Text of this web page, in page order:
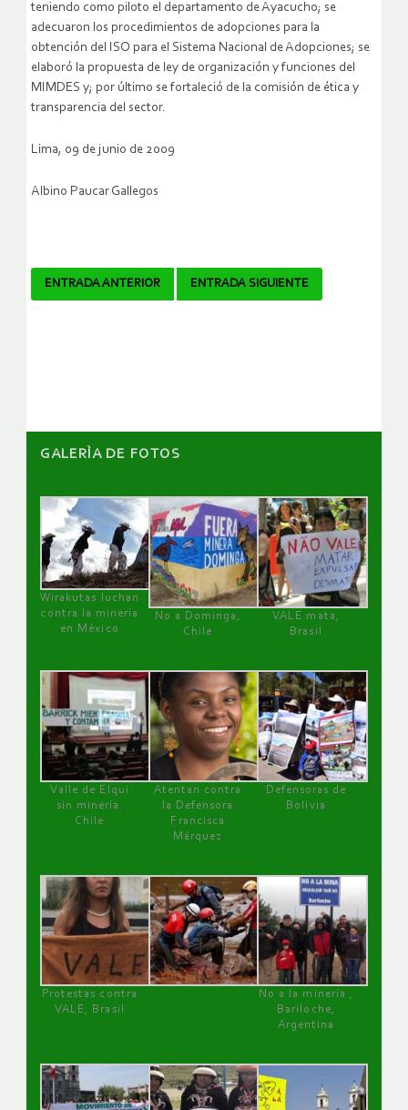
teniendo como piloto el departamento de Ayacucho; se
adecuaron los procedimientos de adopciones para la
obtención del ISO para el Sistema Nacional de Adopciones; se
elaboró la propuesta de ley de organización y funciones del
MIMDES y; por último se fortaleció de la comisión de ética y
transparencia del sector.
Lima, 09 de junio de 2009
Albino Paucar Gallegos
Navegador
ENTRADA ANTERIOR ENTRADA SIGUIENTE
GALERÌA DE FOTOS
Wirakutas luchan
contra la minería
en México
No a Dominga,
Chile
VALE mata,
Brasil
Valle de Elqui
sin minería.
Chile
Atentan contra
la Defensora
Francisca
Márquez
Defensoras de
Bolivia
Protestas contra
VALE, Brasil
No a la minería ,
Bariloche,
Argentina